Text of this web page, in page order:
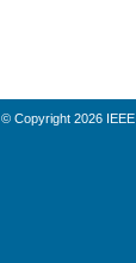
© Copyright 2026 IEEE